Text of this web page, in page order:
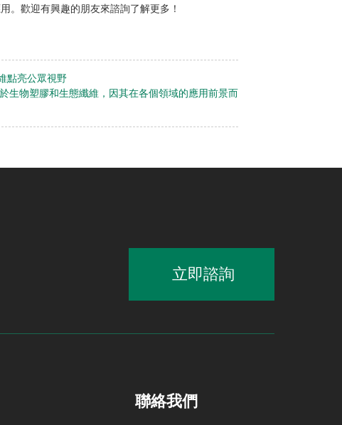
。歡迎有興趣的朋友來諮詢了解更多！
點亮公眾視野
生物塑膠和生態纖維，因其在各個領域的應用前景而
立即諮詢
聯絡我們